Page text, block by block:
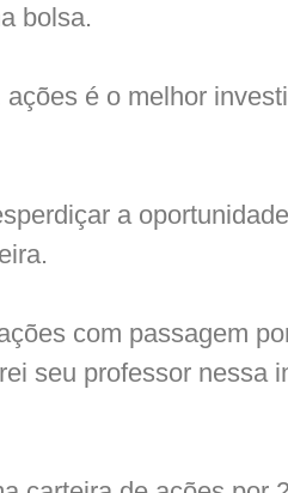
bolsa.
é o melhor
a
com passagem
seu professor nessa